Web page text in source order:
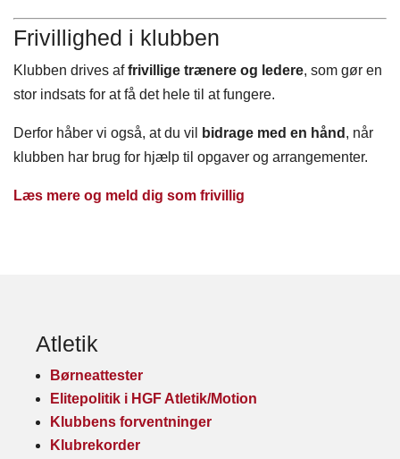
Frivillighed i klubben
Klubben drives affrivillige trænere og ledere, som gør en
stor indsats for at få det hele til at fungere.
Derfor håber vi også, at du vil bidrage med en hånd , når
klubben har brug for hjælp til opgaver og arrangementer.
Læs mere og meld dig som frivillig
Atletik
Børneattester
Elitepolitik i HGF Atletik/Motion
Klubbens forventninger
Klubrekorder